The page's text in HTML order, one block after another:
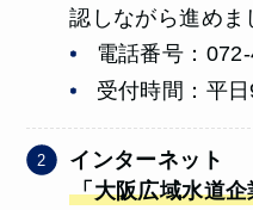
認しながら進めま
電話番号：
受付時間：平
インターネット
「大阪広域水道